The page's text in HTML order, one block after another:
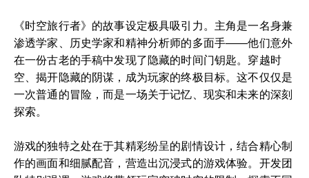
《时空旅行者》的故事设定极具吸引力。主角是一名身兼
渗透学家、历史学家和精神分析师的多面手——他们意外
在一份古老的手稿中发现了隐藏的时间门钥匙。穿越时
空、揭开隐藏的阴谋，成为玩家的终极目标。这不仅仅是
一次普通的冒险，而是一场关于记忆、现实和未来的深刻
探索。
游戏的独特之处在于其精彩纷呈的剧情设计，结合精心制
作的画面和细腻配音，营造出沉浸式的游戏体验。开发团